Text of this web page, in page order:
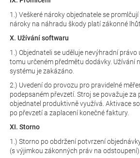
1.) Veškeré nároky objednatele se
nároky na náhradu škody platí zákonné
X. Užívání softwaru
1.) Objednateli se uděluje nevýhradní
tomu určeném předmětu dodávky. Užívání
systému je zakázáno.
2.) Uvedení do provozu pro pravidelné
podepsaném převzetí. Stroj se považuje za
objednatel produktivně využívá. Aktivace
po převzetí a zaplacení konečné faktury.
XI. Storno
1.) Storno po obdržení potvrzení
(s výjimkou zákonných práv na odstoupení).